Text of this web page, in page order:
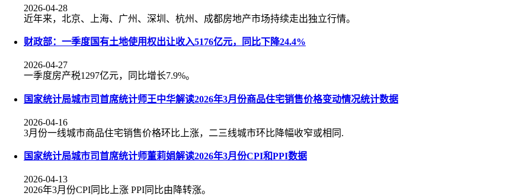
2026-04-28
近年来，北京、上海、广州、深圳、杭州、成都房地产市场持续走出独立行情。
财政部：一季度国有土地使用权出让收入5176亿元，同比下降24.4%
2026-04-27
一季度房产税1297亿元，同比增长7.9%。
国家统计局城市司首席统计师王中华解读2026年3月份商品住宅销售价格变动情况统计数据
2026-04-16
3月份一线城市商品住宅销售价格环比上涨，二三线城市环比降幅收窄或相同.
国家统计局城市司首席统计师董莉娟解读2026年3月份CPI和PPI数据
2026-04-13
2026年3月份CPI同比上涨 PPI同比由降转涨。